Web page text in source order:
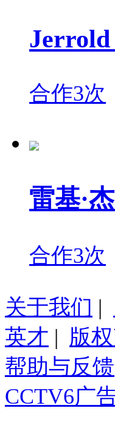
Jerrold
合作3次
雷基·
合作3次
关于我们 |
英才 | 版
帮助与反馈
CCTV6广